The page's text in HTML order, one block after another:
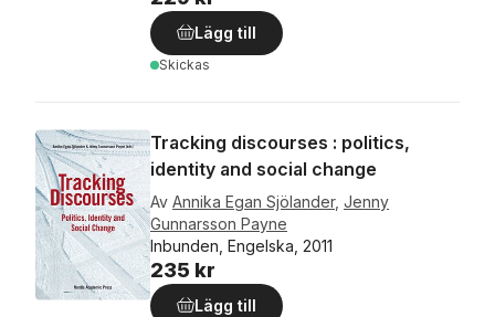
Lägg till
Skickas
Tracking discourses : politics,
identity and social change
Av Annika Egan Sjölander, Jenny
Gunnarsson Payne
Inbunden, Engelska, 2011
235 kr
Lägg till